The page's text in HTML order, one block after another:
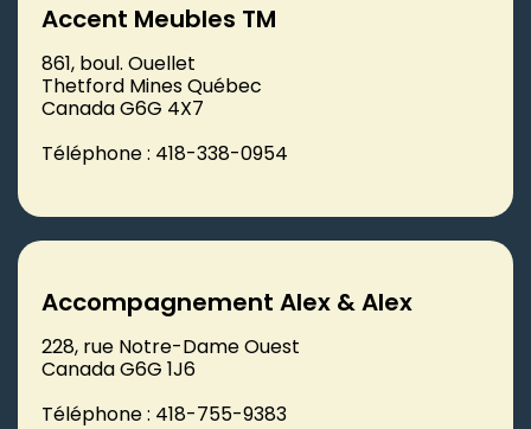
Accent Meubles TM
861, boul. Ouellet
Thetford Mines Québec
Canada G6G 4X7
Téléphone : 418-338-0954
Accompagnement Alex & Alex
228, rue Notre-Dame Ouest
Canada G6G 1J6
Téléphone : 418-755-9383